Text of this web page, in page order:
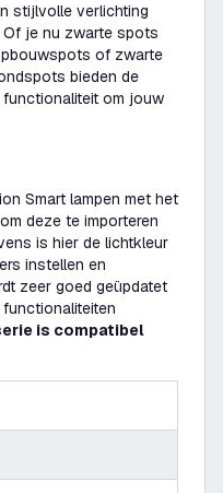
stijlvolle verlichting
je nu zwarte spots
of zwarte
bieden de
om jouw
Smart lampen met het
deze te importeren
is hier de lichtkleur
instellen en
zeer goed geüpdatet
is compatibel